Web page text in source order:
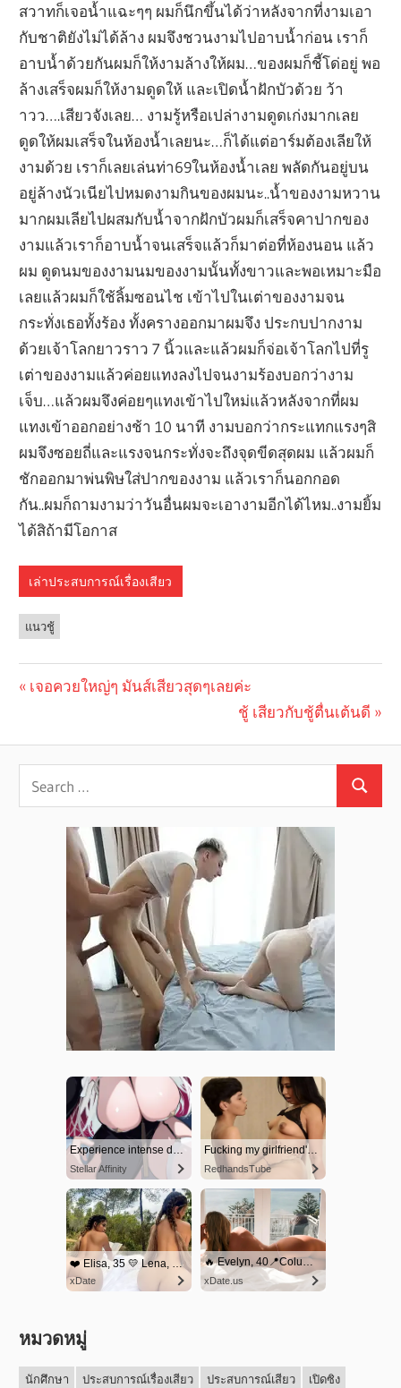
สวาทก็เจอน้ำแฉะๆๆ ผมก็นึกขึ้นได้ว่าหลังจากที่งามเอา
กับชาติยังไม่ได้ล้าง ผมจึงชวนงามไปอาบน้ำก่อน เราก็
อาบน้ำด้วยกันผมก็ให้งามล้างให้ผม…ของผมก็ชี้โด่อยู่ พอ
ล้างเสร็จผมก็ให้งามดูดให้ และเปิดน้ำฝักบัวด้วย ว้า
าวว….เสียวจังเลย… งามรู้หรือเปล่างามดูดเก่งมากเลย
ดูดให้ผมเสร็จในห้องน้ำเลยนะ…ก็ได้แต่อาร์มต้องเลียให้
งามด้วย เราก็เลยเล่นท่า69ในห้องน้ำเลย พลัดกันอยู่บน
อยู่ล้างนัวเนียไปหมดงามกินของผมนะ..น้ำของงามหวาน
มากผมเลียไปผสมกับน้ำจากฝักบัวผมก็เสร็จคาปากของ
งามแล้วเราก็อาบน้ำจนเสร็จแล้วก็มาต่อที่ห้องนอน แล้ว
ผม ดูดนมของงามนมของงามนั้นทั้งขาวและพอเหมาะมือ
เลยแล้วผมก็ใช้ลิ้มซอนไช เข้าไปในเต่าของงามจน
กระทั่งเธอทั้งร้อง ทั้งครางออกมาผมจึง ประกบปากงาม
ด้วยเจ้าโลกยาวราว 7 นิ้วและแล้วผมก็จ่อเจ้าโลกไปที่รู
เต่าของงามแล้วค่อยแทงลงไปจนงามร้องบอกว่างาม
เจ็บ…แล้วผมจึงค่อยๆแทงเข้าไปใหม่แล้วหลังจากที่ผม
แทงเข้าออกอย่างช้า 10 นาที งามบอกว่ากระแทกแรงๆสิ
ผมจึงซอยถี่และแรงจนกระทั่งจะถึงจุดขีดสุดผม แล้วผมก็
ชักออกมาพ่นพิษใส่ปากของงาม แล้วเราก็นอกกอด
กัน..ผมก็ถามงามว่าวันอื่นผมจะเอางามอีกได้ไหม..งามยิ้ม
ได้สิถ้ามีโอกาส
เล่าประสบการณ์เรื่องเสียว
แนวชู้
navigation
Previous
เจอควยใหญ่ๆ มันส์เสียวสุดๆเลยค่ะ
Next
ชู้ เสียวกับชู้ตื่นเต้นดี
หมวดหมู่
นักศึกษา ประสบการณ์เรื่องเสียว ประสบการณ์เสียว เปิดซิง